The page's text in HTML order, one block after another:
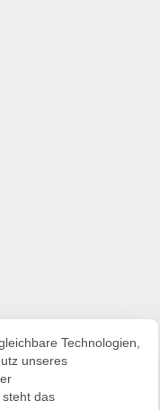
Technologien,
unseres
steht das